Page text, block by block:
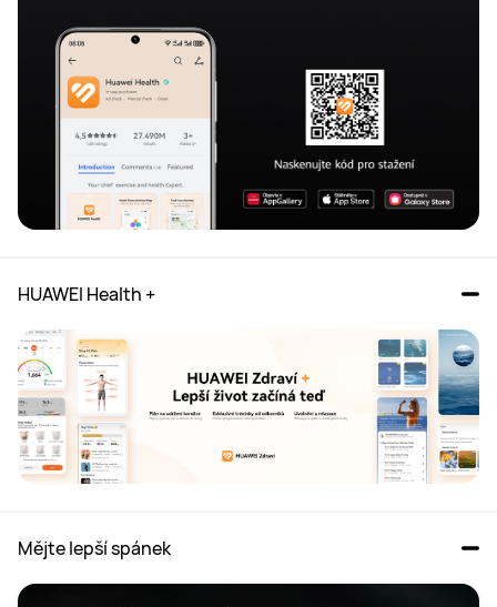
HUAWEI Health +
Mějte lepší spánek